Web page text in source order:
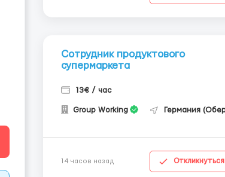
Сотрудник продуктового
супермаркета
13€ / час
Group Working
14 часов назад Откликнуться